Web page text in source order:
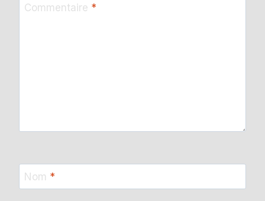
Commentaire *
Nom *